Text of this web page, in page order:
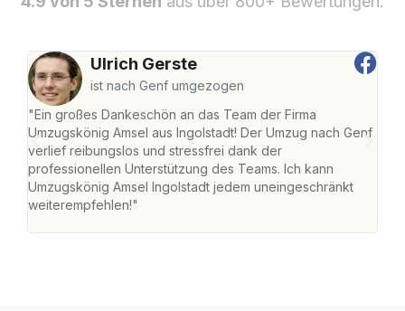
Ulrich Gerste
ist nach Genf umgezogen
"Ein großes Dankeschön an das Team der Firma
Umzugskönig Amsel aus Ingolstadt! Der Umzug nach Genf
verlief reibungslos und stressfrei dank der
professionellen Unterstützung des Teams. Ich kann
Umzugskönig Amsel Ingolstadt jedem uneingeschränkt
weiterempfehlen!"